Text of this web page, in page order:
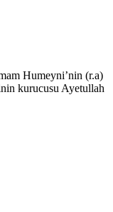
Humeyni’nin (r.a)
kurucusu Ayetullah